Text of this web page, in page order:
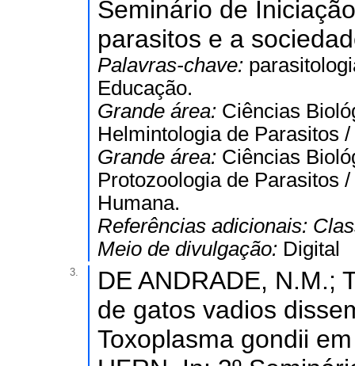
Seminário de
parasitos e a
Palavras-chave:
Educação.
Grande área: Ciências
Helmintologia de Parasitos /
Grande área: Ciências
Protozoologia de Parasitos /
Humana.
Referências adicionais:
Meio de divulgação: Digital
3.
DE ANDRADE, N.M.;
de gatos vadios
Toxoplasma gondii